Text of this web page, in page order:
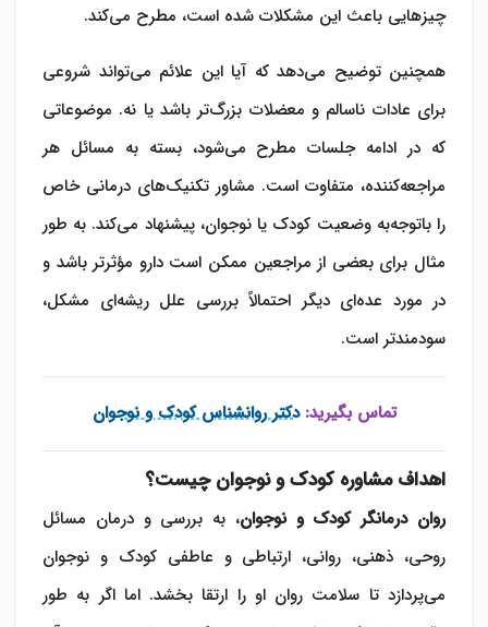
چیزهایی باعث این مشکلات شده است، مطرح می‌کند.
همچنین توضیح می‌دهد که آیا این علائم می‌تواند شروعی
برای عادات ناسالم و معضلات بزرگ‌تر باشد یا نه. موضوعاتی
که در ادامه جلسات مطرح می‌شود، بسته به مسائل هر
مراجعه‌کننده، متفاوت است. مشاور تکنیک‌های درمانی خاص
را باتوجه‌به وضعیت کودک یا نوجوان، پیشنهاد می‌کند. به طور
مثال برای بعضی از مراجعین ممکن است دارو مؤثرتر باشد و
در مورد عده‌ای دیگر احتمالاً بررسی علل ریشه‌ای مشکل،
سودمندتر است.
تماس بگیرید: دکتر روانشناس کودک و نوجوان
اهداف مشاوره کودک و نوجوان چیست؟
روان درمانگر کودک و نوجوان، به بررسی و درمان مسائل
روحی، ذهنی، روانی، ارتباطی و عاطفی کودک و نوجوان
می‌پردازد تا سلامت روان او را ارتقا بخشد. اما اگر به طور